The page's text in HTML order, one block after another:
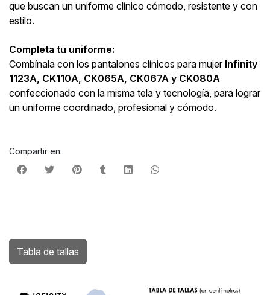
que buscan un uniforme clínico cómodo, resistente y con
estilo.
Completa tu uniforme:
Combínala con los pantalones clínicos para mujer Infinity
1123A, CK110A, CK065A, CK067A y CK080A
confeccionado con la misma tela y tecnología, para lograr
un uniforme coordinado, profesional y cómodo.
Compartir en:
Tabla de tallas